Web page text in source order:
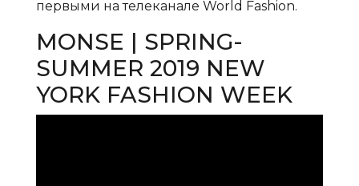
первыми на телеканале World Fashion.
MONSE | SPRING-
SUMMER 2019 NEW
YORK FASHION WEEK